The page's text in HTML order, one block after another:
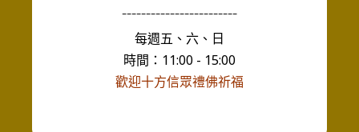
------------------------
每週五、六、日
時間：11:00 - 15:00
歡迎十方信眾禮佛祈福